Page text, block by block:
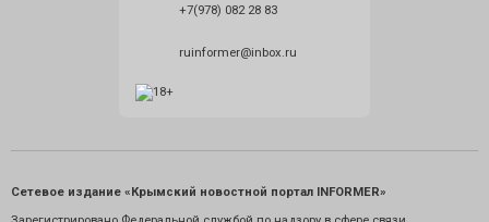
+7(978) 082 28 83
ruinformer@inbox.ru
Сетевое издание «Крымский новостной портал INFORMER»